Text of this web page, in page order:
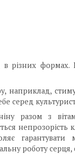
в різних
серед
разом з
роботу